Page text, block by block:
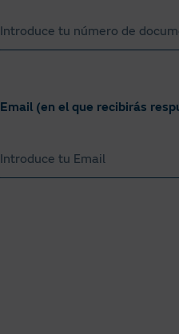
Email (en el que recibirás